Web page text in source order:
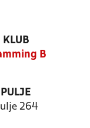
KLUB
B
PULJE
264